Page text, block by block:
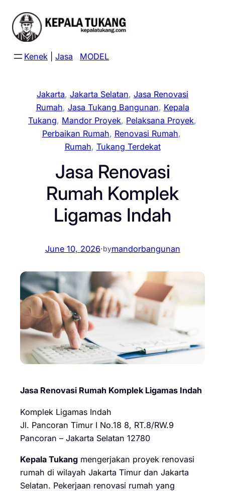
content
Kenek Jasa MODEL
Jakarta, Jakarta Selatan, Jasa Renovasi
Rumah, Jasa Tukang Bangunan, Kepala
Tukang, Mandor Proyek, Pelaksana Proyek
Perbaikan Rumah, Renovasi Rumah
Rumah, Tukang Terdekat
Jasa Renovasi
Rumah Komplek
Ligamas Indah
June 10, 2026·bymandorbangunan
Jasa Renovasi Rumah Komplek Ligamas Indah
Komplek Ligamas Indah
Jl. Pancoran Timur I No.18 8, RT.8/RW.9
Pancoran – Jakarta Selatan 12780
Kepala Tukang mengerjakan proyek renovasi
rumah di wilayah Jakarta Timur dan Jakarta
Selatan. Pekerjaan renovasi rumah yang